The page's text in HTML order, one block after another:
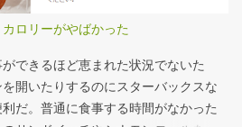
ロリーがやばかった
できるほど恵まれた状況でないた
開いたりするのにスターバックスな
だ。普通に食事する時間がなかった